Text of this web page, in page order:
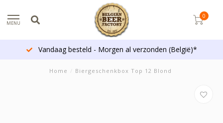
MENU
0
Vandaag besteld - Morgen al verzonden (België)*
Home / Biergeschenkbox Top 12 Blond